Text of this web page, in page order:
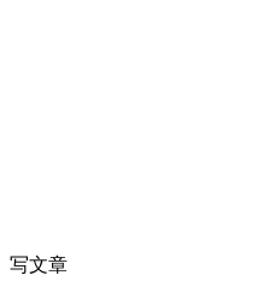
写文章